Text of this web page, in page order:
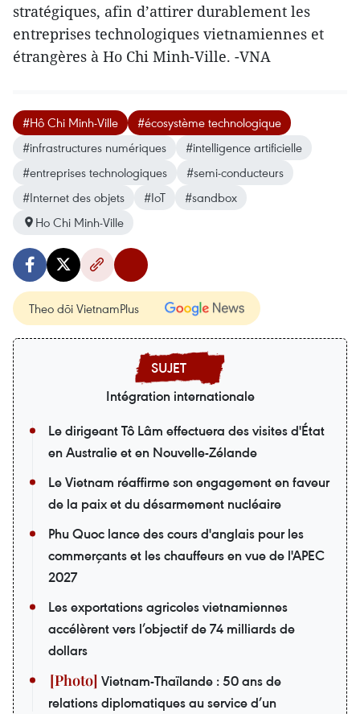
stratégiques, afin d’attirer durablement les
entreprises technologiques vietnamiennes et
étrangères à Ho Chi Minh-Ville. -VNA
#Hô Chi Minh-Ville
#écosystème technologique
#infrastructures numériques
#intelligence artificielle
#entreprises technologiques
#semi-conducteurs
#Internet des objets
#IoT
#sandbox
Ho Chi Minh-Ville
Theo dõi VietnamPlus
Intégration internationale
Le dirigeant Tô Lâm effectuera des visites d'État
en Australie et en Nouvelle-Zélande
Le Vietnam réaffirme son engagement en faveur
de la paix et du désarmement nucléaire
Phu Quoc lance des cours d'anglais pour les
commerçants et les chauffeurs en vue de l'APEC
2027
Les exportations agricoles vietnamiennes
accélèrent vers l’objectif de 74 milliards de
dollars
Vietnam-Thaïlande : 50 ans de
relations diplomatiques au service d’un